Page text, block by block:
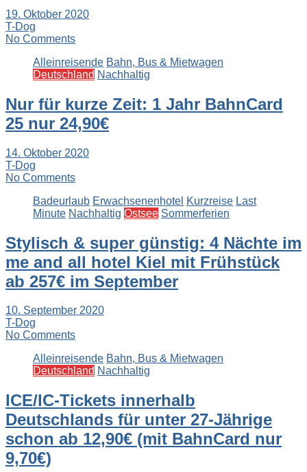
19. Oktober 2020
T-Dog
No Comments
Alleinreisende Bahn, Bus & Mietwagen
Deutschland Nachhaltig
Nur für kurze Zeit: 1 Jahr BahnCard
25 nur 24,90€
14. Oktober 2020
T-Dog
No Comments
Badeurlaub Erwachsenenhotel Kurzreise Last
Minute Nachhaltig Ostsee Sommerferien
Stylisch & super günstig: 4 Nächte im
me and all hotel Kiel mit Frühstück
ab 257€ im September
10. September 2020
T-Dog
No Comments
Alleinreisende Bahn, Bus & Mietwagen
Deutschland Nachhaltig
ICE/IC-Tickets innerhalb
Deutschlands für unter 27-Jährige
schon ab 12,90€ (mit BahnCard nur
9,70€)